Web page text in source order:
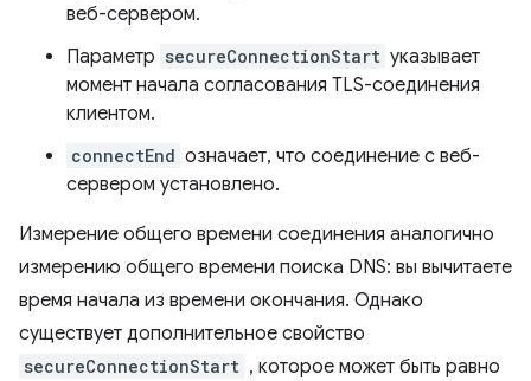
веб-сервером.
Параметр secureConnectionStart указывает
момент начала согласования TLS-соединения
клиентом.
connectEnd означает, что соединение с веб-
сервером установлено.
Измерение общего времени соединения аналогично
измерению общего времени поиска DNS: вы вычитаете
время начала из времени окончания. Однако
существует дополнительное свойство
secureConnectionStart , которое может быть равно